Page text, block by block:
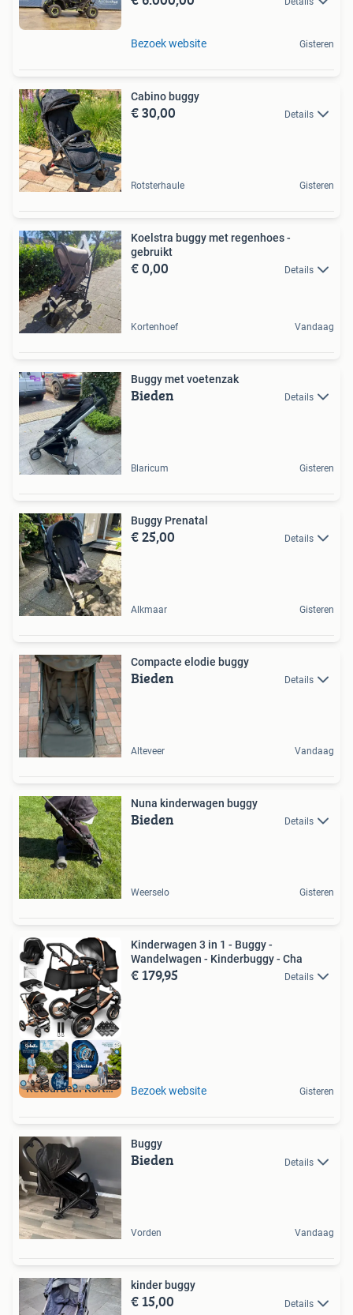
Bezoek website Gisteren
Cabino buggy
€ 30,00 Details
Rotsterhaule Gisteren
Koelstra buggy met regenhoes -
gebruikt
€ 0,00 Details
Kortenhoef Vandaag
Buggy met voetenzak
Bieden Details
Blaricum Gisteren
Buggy Prenatal
€ 25,00 Details
Alkmaar Gisteren
Compacte elodie buggy
Bieden Details
Alteveer Vandaag
Nuna kinderwagen buggy
Bieden Details
Weerselo Gisteren
Retourdeal Korting
Kinderwagen 3 in 1 - Buggy -
Wandelwagen - Kinderbuggy - Cha
€ 179,95 Details
Bezoek website Gisteren
Buggy
Bieden Details
Vorden Vandaag
kinder buggy
€ 15,00 Details